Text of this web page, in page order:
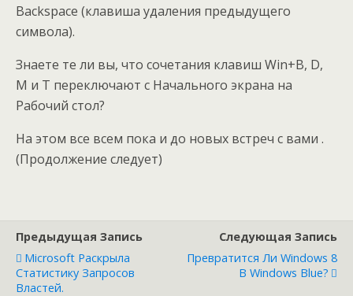
Backspace (клавиша удаления предыдущего
символа).
Знаете те ли вы, что сочетания клавиш Win+B, D,
M и T переключают с Начального экрана на
Рабочий стол?
На этом все всем пока и до новых встреч с вами .
(Продолжение следует)
Предыдущая Запись
Microsoft Раскрыла
Статистику Запросов
Властей.
Следующая Запись
Превратится Ли Windows 8
В Windows Blue?